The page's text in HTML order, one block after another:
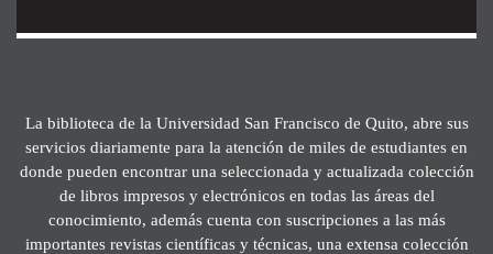
La biblioteca de la Universidad San Francisco de Quito, abre sus
servicios diariamente para la atención de miles de estudiantes en
donde pueden encontrar una seleccionada y actualizada colección
de libros impresos y electrónicos en todas las áreas del
conocimiento, además cuenta con suscripciones a las más
importantes revistas científicas y técnicas, una extensa colección